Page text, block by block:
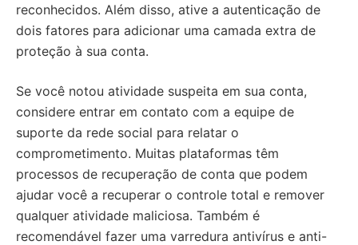
reconhecidos. Além disso, ative a autenticação de
dois fatores para adicionar uma camada extra de
proteção à sua conta.
Se você notou atividade suspeita em sua conta,
considere entrar em contato com a equipe de
suporte da rede social para relatar o
comprometimento. Muitas plataformas têm
processos de recuperação de conta que podem
ajudar você a recuperar o controle total e remover
qualquer atividade maliciosa. Também é
recomendável fazer uma varredura antivírus e anti-